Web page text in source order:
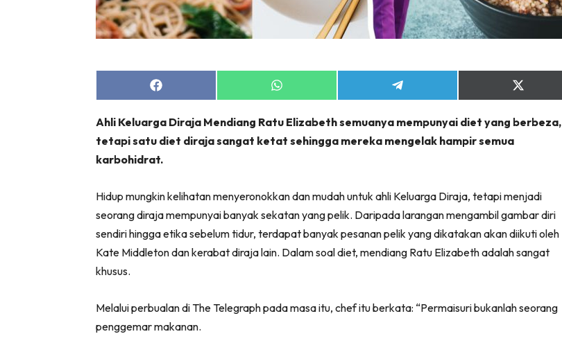
Share
on
Share
on
Share
on
Share
on
(Twitter)
Ahli Keluarga Diraja Mendiang Ratu Elizabeth semuanya mempunyai diet yang berbeza,
tetapi satu diet diraja sangat ketat sehingga mereka mengelak hampir semua
karbohidrat.
Hidup mungkin kelihatan menyeronokkan dan mudah untuk ahli Keluarga Diraja, tetapi menjadi
seorang diraja mempunyai banyak sekatan yang pelik. Daripada larangan mengambil gambar diri
sendiri hingga etika sebelum tidur, terdapat banyak pesanan pelik yang dikatakan akan diikuti oleh
Kate Middleton dan kerabat diraja lain. Dalam soal diet, mendiang Ratu Elizabeth adalah sangat
khusus.
Melalui perbualan di The Telegraph pada masa itu, chef itu berkata: “Permaisuri bukanlah seorang
penggemar makanan.